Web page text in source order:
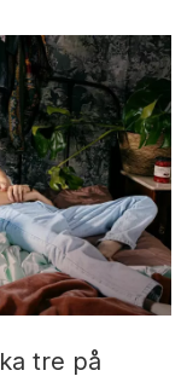
tre på